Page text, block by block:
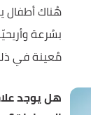
هُناك أطفال
بسُرعة
مُعينة في
هل يوجد